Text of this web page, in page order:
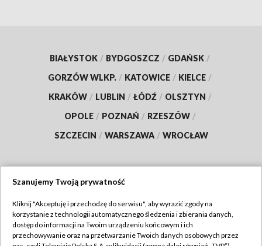
BIAŁYSTOK / BYDGOSZCZ / GDAŃSK /
GORZÓW WLKP. / KATOWICE / KIELCE /
KRAKÓW / LUBLIN / ŁÓDŹ / OLSZTYN /
OPOLE / POZNAŃ / RZESZÓW /
SZCZECIN / WARSZAWA / WROCŁAW
TVP
Abonament TVP
Regulamin TVP
Szanujemy Twoją prywatność
Kliknij "Akceptuję i przechodzę do serwisu", aby wyrazić zgody na
korzystanie z technologii automatycznego śledzenia i zbierania danych,
dostęp do informacji na Twoim urządzeniu końcowym i ich
przechowywanie oraz na przetwarzanie Twoich danych osobowych przez